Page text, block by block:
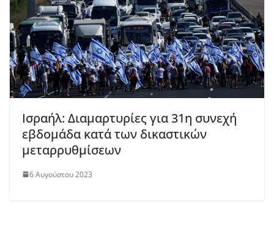
Ισραήλ: Διαμαρτυρίες για 31η συνεχή
εβδομάδα κατά των δικαστικών
μεταρρυθμίσεων
6 Αυγούστου 2023